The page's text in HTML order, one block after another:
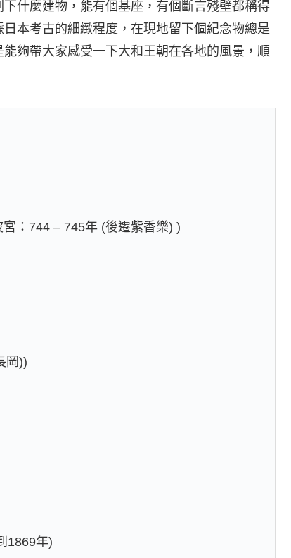
什麼建物，能有個基座，有個斷言殘壁都稱得
本考古的細緻程度，在現地留下個紀念物總是
夠帶大家感受一下大和王朝在各地的風景，順
：744 – 745年 (後遷紫香樂) )
岡))
1869年)